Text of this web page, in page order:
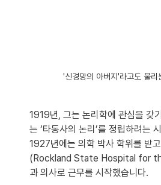
'신경망의 아버지'라고도 불리
1919년, 그는 논리학에 관심을 갖
는 ‘타동사의 논리’를 정립하려는
1927년에는 의학 박사 학위를 받
(Rockland State Hospital for
과 의사로 근무를 시작했습니다.